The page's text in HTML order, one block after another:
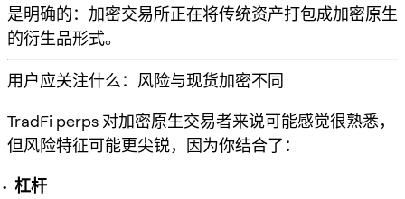
是明确的： 加密交易所正在将传统资产打包成加密原生
的衍生品形式。
用户应关注什么：风险与现货加密不同
TradFi perps 对加密原生交易者来说可能感觉很熟悉，
但风险特征可能更尖锐，因为你结合了：
杠杆